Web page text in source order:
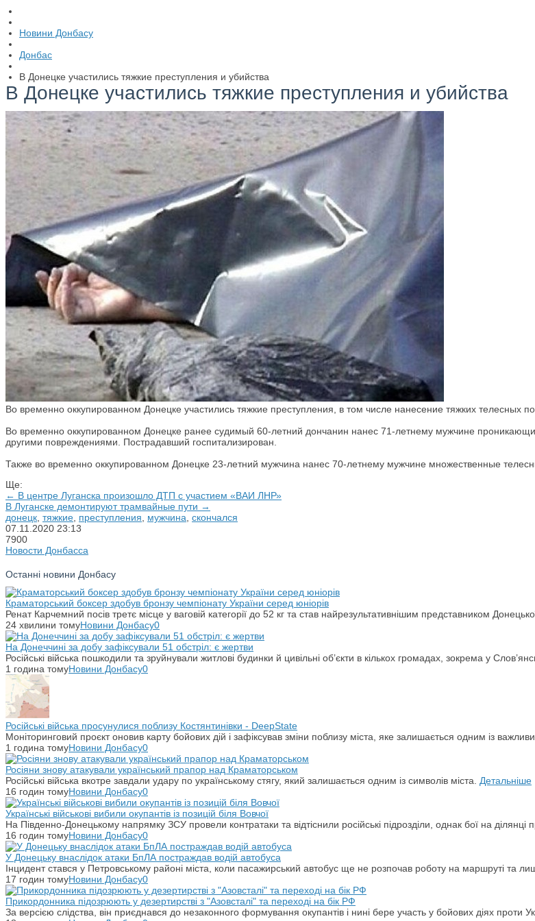
Новини Донбасу
Донбас
В Донецке участились тяжкие преступления и убийства
В Донецке участились тяжкие преступления и убийства
Во временно оккупированном Донецке участились тяжкие преступления, в том числе нанесение тяжких телесных
Во временно оккупированном Донецке ранее судимый 60-летний дончанин нанес 71-летнему мужчине
другими повреждениями. Пострадавший госпитализирован.
Также во временно оккупированном Донецке 23-летний мужчина нанес 70-летнему мужчине множественные
Ще:
← В центре Луганска произошло ДТП с участием «ВАИ ЛНР»
В Луганске демонтируют трамвайные пути →
донецк тяжкие преступления мужчина скончался
07.11.2020 23:13
7900
Новости Донбасса
Останні новини Донбасу
Краматорський боксер здобув бронзу чемпіонату України серед юніорів
Ренат Карчемний посів третє місце у ваговій категорії до 52 кг та став найрезультативнішим представником
24 хвилини томуНовини Донбасу0
На Донеччині за добу зафіксували 51 обстріл: є жертви
Російські війська пошкодили та зруйнували житлові будинки й цивільні об’єкти в кількох громадах, зокрема у
1 година томуНовини Донбасу0
Російські війська просунулися поблизу Костянтинівки - DeepState
Моніторинговий проєкт оновив карту бойових дій і зафіксував зміни поблизу міста, яке залишається одним із
1 година томуНовини Донбасу0
Росіяни знову атакували український прапор над Краматорськом
Російські війська вкотре завдали удару по українському стягу, який залишається одним із символів міста. Детальніше
16 годин томуНовини Донбасу0
Українські військові вибили окупантів із позицій біля Вовчої
На Південно-Донецькому напрямку ЗСУ провели контратаки та відтіснили російські підрозділи, однак бої на ділянці
16 годин томуНовини Донбасу0
У Донецьку внаслідок атаки БпЛА постраждав водій автобуса
Інцидент стався у Петровському районі міста, коли пасажирський автобус ще не розпочав роботу на маршруті та
17 годин томуНовини Донбасу0
Прикордонника підозрюють у дезертирстві з "Азовсталі" та переході на бік РФ
За версією слідства, він приєднався до незаконного формування окупантів і нині бере участь у бойових діях проти